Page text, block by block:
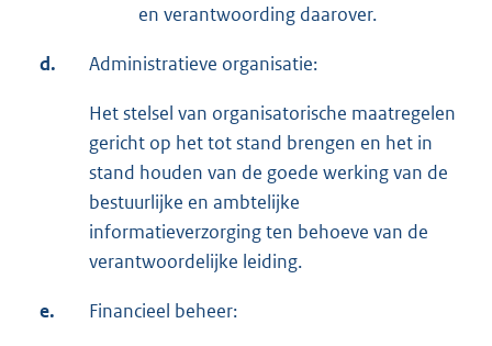
en verantwoording daarover.
d. Administratieve organisatie:
Het stelsel van organisatorische maatregelen
gericht op het tot stand brengen en het in
stand houden van de goede werking van de
bestuurlijke en ambtelijke
informatieverzorging ten behoeve van de
verantwoordelijke leiding.
e. Financieel beheer: